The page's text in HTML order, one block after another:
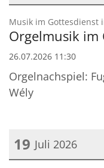
Datum: 26. Juli
Musik im Gottesdienst
Orgelmusik im
26.07.2026 11:30
Orgelnachspiel:
Wély
19 Juli 2026